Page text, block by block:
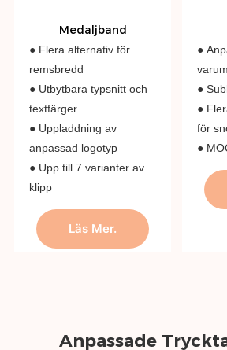
Medaljband
● Flera alternativ för
remsbredd
● Utbytbara typsnitt och
textfärger
● Uppladdning av
anpassad logotyp
● Upp till 7 varianter av
klipp
Läs Mer.
●
●
●
för
●
Anpassade